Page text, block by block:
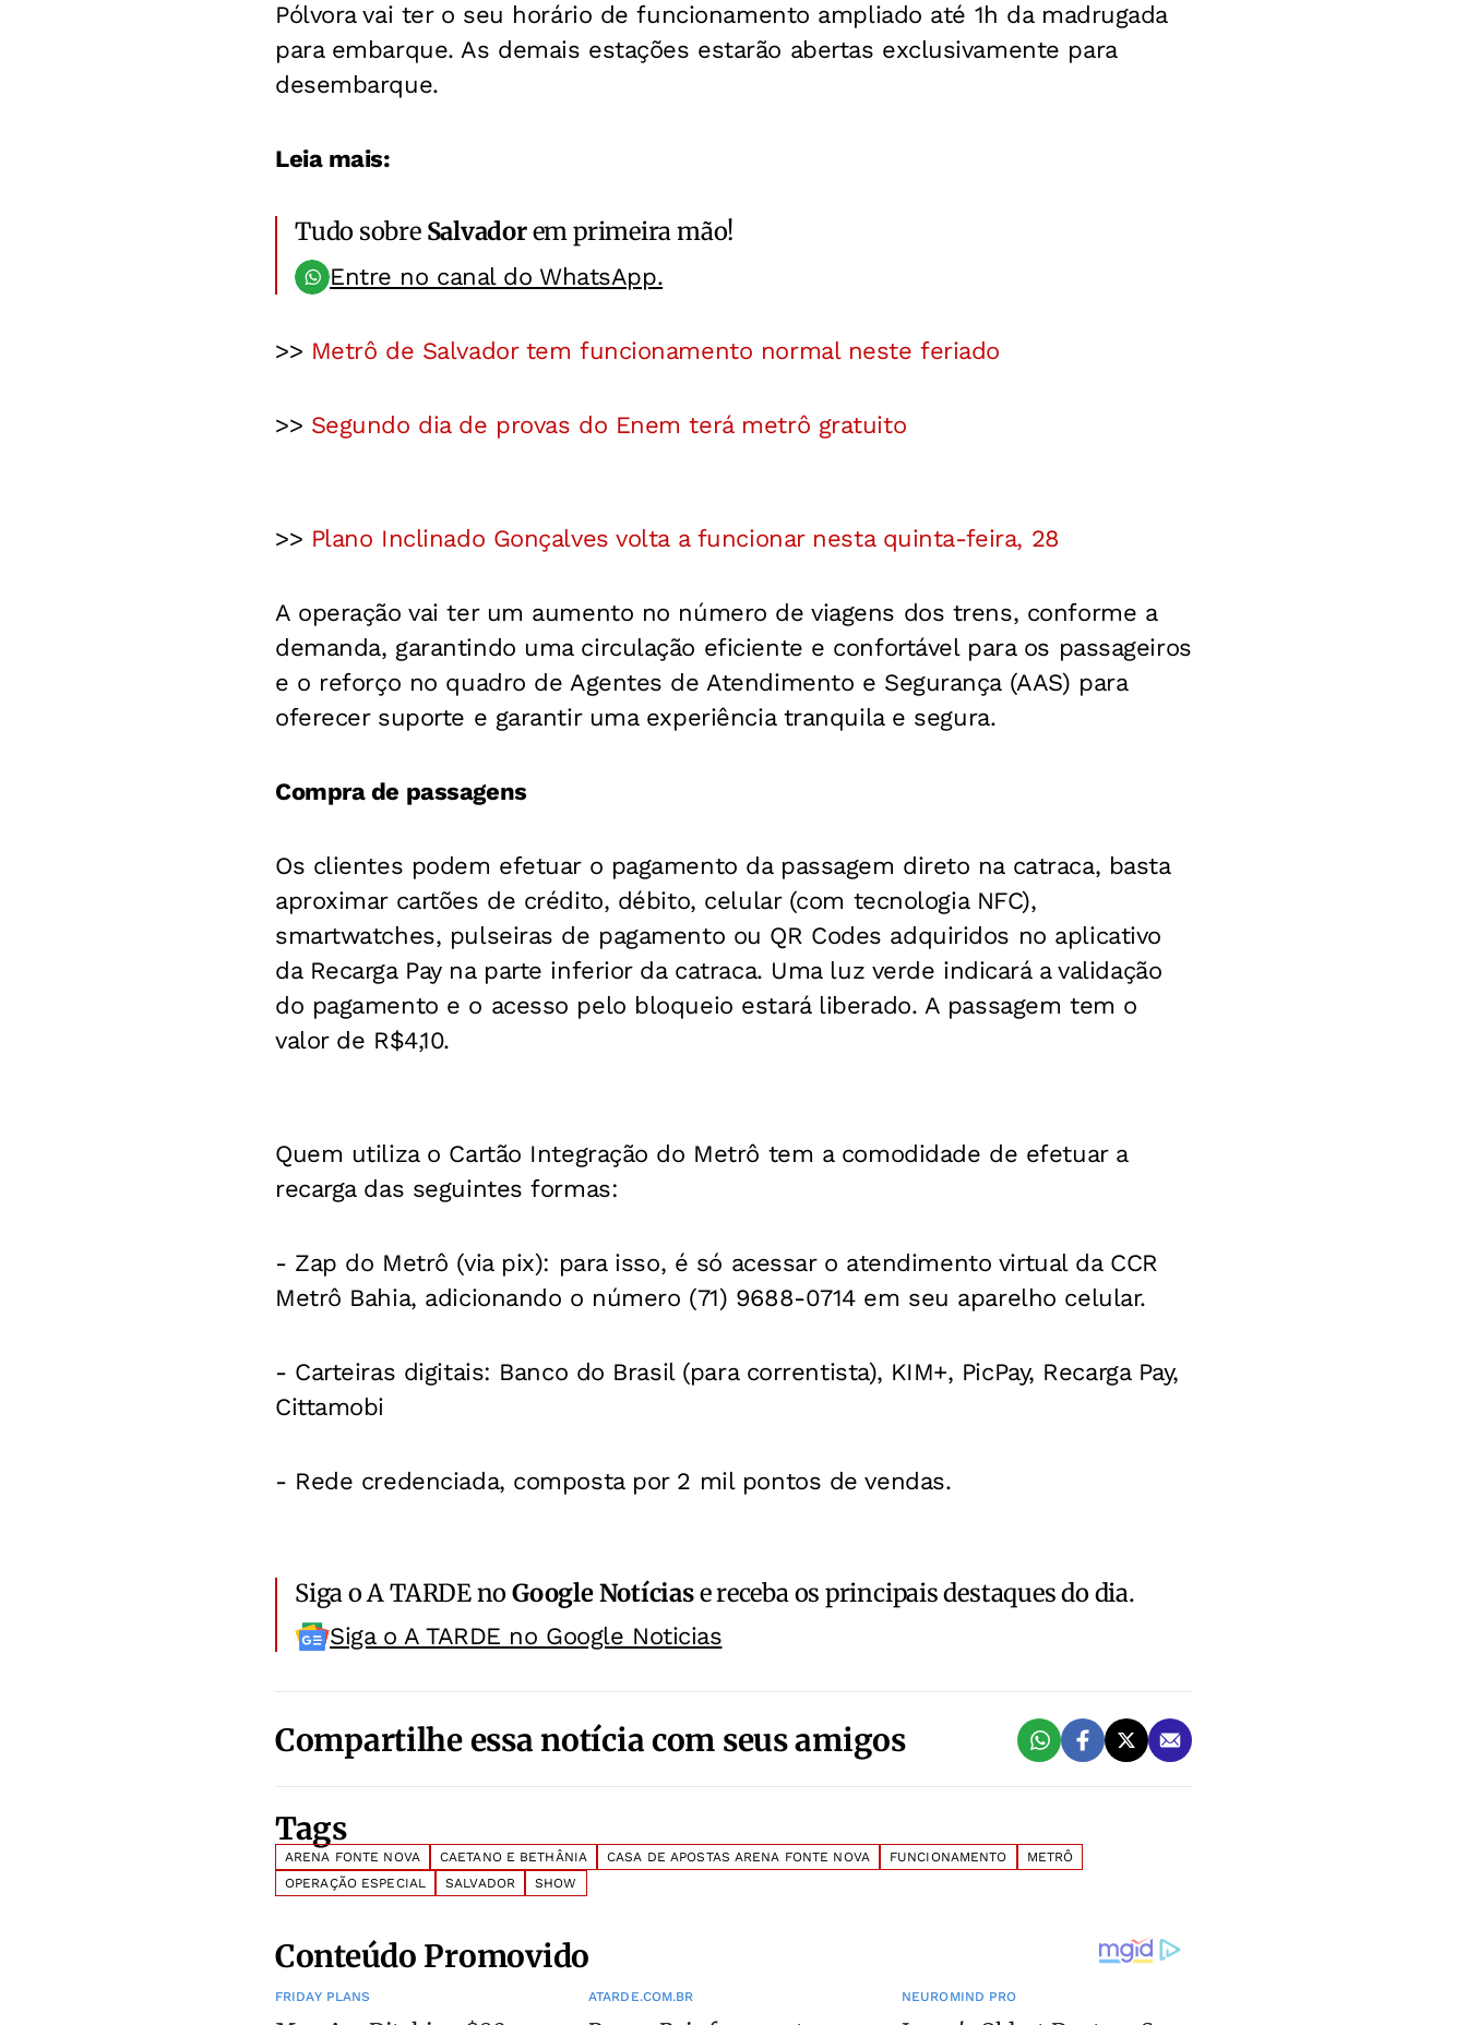
Pólvora vai ter o seu horário de funcionamento ampliado até 1h da madrugada
para embarque. As demais estações estarão abertas exclusivamente para
desembarque.
Leia mais:
Tudo sobre Salvadorem primeira mão!
Entre no canal do WhatsApp.
>> Metrô de Salvador tem funcionamento normal neste feriado
>> Segundo dia de provas do Enem terá metrô gratuito
>> Plano Inclinado Gonçalves volta a funcionar nesta quinta-feira, 28
A operação vai ter um aumento no número de viagens dos trens, conforme a
demanda, garantindo uma circulação eficiente e confortável para os passageiros
e o reforço no quadro de Agentes de Atendimento e Segurança (AAS) para
oferecer suporte e garantir uma experiência tranquila e segura.
Compra de passagens
Os clientes podem efetuar o pagamento da passagem direto na catraca, basta
aproximar cartões de crédito, débito, celular (com tecnologia NFC),
smartwatches, pulseiras de pagamento ou QR Codes adquiridos no aplicativo
da Recarga Pay na parte inferior da catraca. Uma luz verde indicará a validação
do pagamento e o acesso pelo bloqueio estará liberado. A passagem tem o
valor de R$4,10.
Quem utiliza o Cartão Integração do Metrô tem a comodidade de efetuar a
recarga das seguintes formas:
- Zap do Metrô (via pix): para isso, é só acessar o atendimento virtual da CCR
Metrô Bahia, adicionando o número (71) 9688-0714 em seu aparelho celular.
- Carteiras digitais: Banco do Brasil (para correntista), KIM+, PicPay, Recarga Pay,
Cittamobi
- Rede credenciada, composta por 2 mil pontos de vendas.
Siga o A TARDE noGoogle Notíciase receba os principais destaques do dia.
Siga o A TARDE no Google Noticias
Compartilhe essa notícia com seus amigos
Tags
ARENA FONTE NOVA CAETANO E BETHÂNIA CASA DE APOSTAS ARENA FONTE NOVA FUNCIONAMENTO
METRÔ
OPERAÇÃO ESPECIAL
SALVADOR SHOW